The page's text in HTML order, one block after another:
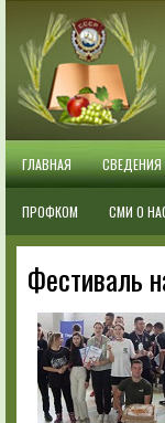
ГЛАВНАЯ
ПРОФКОМ СМИ О
Фестиваль